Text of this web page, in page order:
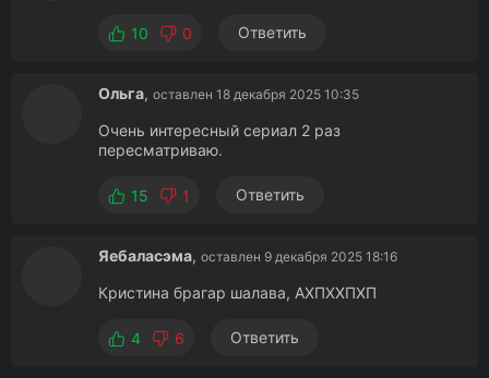
10 0 Ответить
Ольга, оставлен 18 декабря 2025 10:35
Очень интересный сериал 2 раз
пересматриваю.
15 1 Ответить
Яебаласэма, оставлен 9 декабря 2025 18:16
Кристина брагар шалава, АХПХХПХП
4 6 Ответить